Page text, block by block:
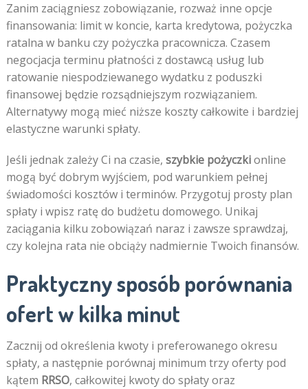
Zanim zaciągniesz zobowiązanie, rozważ inne opcje
finansowania: limit w koncie, karta kredytowa, pożyczka
ratalna w banku czy pożyczka pracownicza. Czasem
negocjacja terminu płatności z dostawcą usług lub
ratowanie niespodziewanego wydatku z poduszki
finansowej będzie rozsądniejszym rozwiązaniem.
Alternatywy mogą mieć niższe koszty całkowite i bardziej
elastyczne warunki spłaty.
Jeśli jednak zależy Ci na czasie, szybkie pożyczkionline
mogą być dobrym wyjściem, pod warunkiem pełnej
świadomości kosztów i terminów. Przygotuj prosty plan
spłaty i wpisz ratę do budżetu domowego. Unikaj
zaciągania kilku zobowiązań naraz i zawsze sprawdzaj,
czy kolejna rata nie obciąży nadmiernie Twoich finansów.
Praktyczny sposób porównania
ofert w kilka minut
Zacznij od określenia kwoty i preferowanego okresu
spłaty, a następnie porównaj minimum trzy oferty pod
kątem RRSO, całkowitej kwoty do spłaty oraz